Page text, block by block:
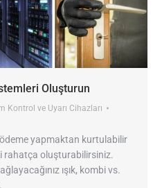
Oluşturun
Kontrol ve Uyarı Cihazları
yapmaktan kurtulabilir
rahatça oluşturabilirsiniz.
ışık, kombi vs.